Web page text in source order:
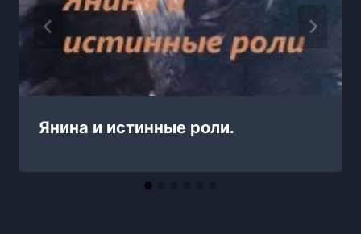
Янина и истинные роли.